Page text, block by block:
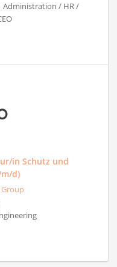
Administration / HR /
in Schutz und
d)